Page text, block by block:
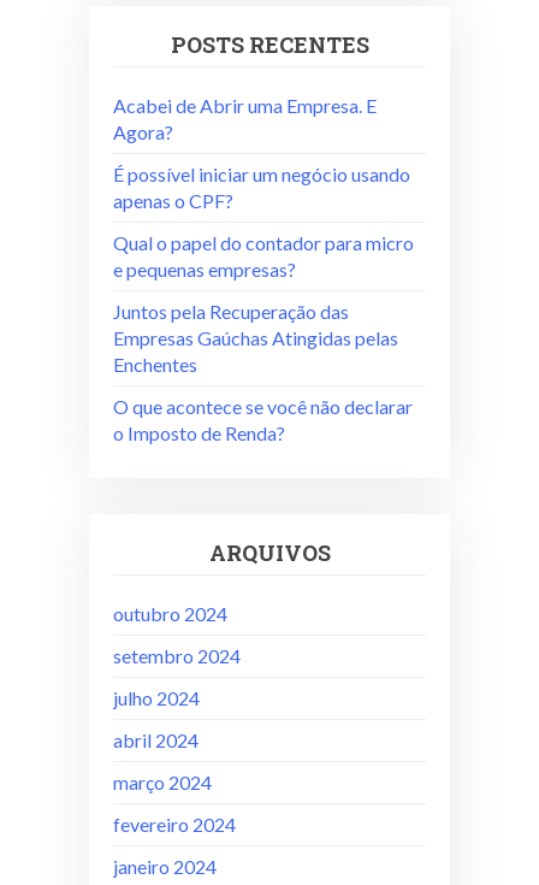
POSTS RECENTES
Acabei de Abrir uma Empresa. E
Agora?
É possível iniciar um negócio usando
apenas o CPF?
Qual o papel do contador para micro
e pequenas empresas?
Juntos pela Recuperação das
Empresas Gaúchas Atingidas pelas
Enchentes
O que acontece se você não declarar
o Imposto de Renda?
ARQUIVOS
outubro 2024
setembro 2024
julho 2024
abril 2024
março 2024
fevereiro 2024
janeiro 2024